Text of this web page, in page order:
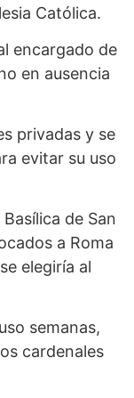
Católica.
encargado de
en ausencia
privadas y se
evitar su uso
de San
a Roma
elegiría al
semanas,
cardenales